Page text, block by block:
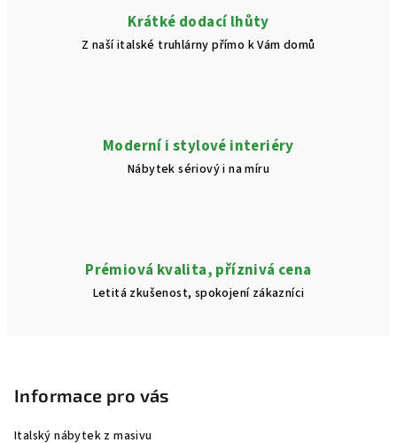
v
ý
p
Krátké dodací lhůty
Z naší italské truhlárny přímo k Vám domů
Moderní i stylové interiéry
Nábytek sériový i na míru
Prémiová kvalita, příznivá cena
Letitá zkušenost, spokojení zákazníci
Informace pro vás
Italský nábytek z masivu